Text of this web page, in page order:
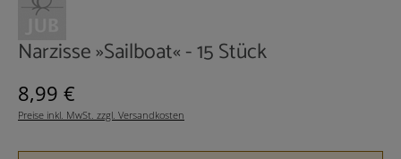
Narzisse »Sailboat« - 15 Stück
Regulärer Preis:
8,99 €
Preise inkl. MwSt. zzgl. Versandkosten